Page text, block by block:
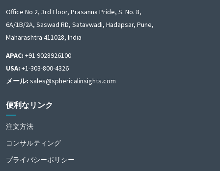
Office No 2, 3rd Floor, Prasanna Pride, S. No. 8,
6A/1B/2A, Saswad RD, Satavwadi, Hadapsar, Pune,
Maharashtra 411028, India
APAC: +91 9028926100
USA: +1-303-800-4326
メール: sales@sphericalinsights.com
便利なリンク
注文方法
コンサルティング
プライバシーポリシー